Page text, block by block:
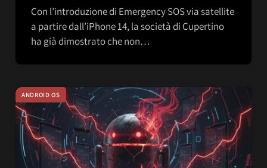
Con l’introduzione di Emergency SOS via satellite
a partire dall’iPhone 14, la società di Cupertino
ha già dimostrato che non…
ANDROID OS